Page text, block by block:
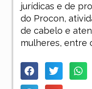
jurídicas e de
do Procon,
de cabelo e
mulheres, entre